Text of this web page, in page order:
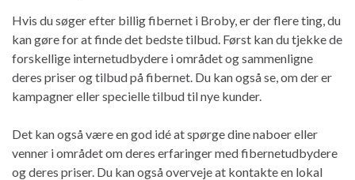
Hvis du søger efter billig fibernet i Broby, er der flere ting, du
kan gøre for at finde det bedste tilbud. Først kan du tjekke de
forskellige internetudbydere i området og sammenligne
deres priser og tilbud på fibernet. Du kan også se, om der er
kampagner eller specielle tilbud til nye kunder.
Det kan også være en god idé at spørge dine naboer eller
venner i området om deres erfaringer med fibernetudbydere
og deres priser. Du kan også overveje at kontakte en lokal